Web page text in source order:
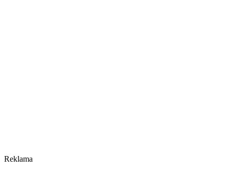
Reklama